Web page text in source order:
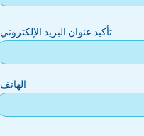
.تأكيد عنوان البريد الإلكتروني
الهاتف